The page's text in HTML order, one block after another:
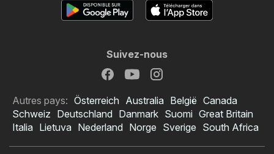
Suivez-nous
Autres pays: Österreich Australia België Canada
Schweiz Deutschland Danmark Suomi Great Britain
Italia Lietuva Nederland Norge Sverige South Africa